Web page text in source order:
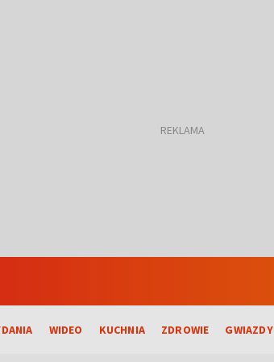
WIDEO KUCHNIA ZDROWIE GWIAZDY